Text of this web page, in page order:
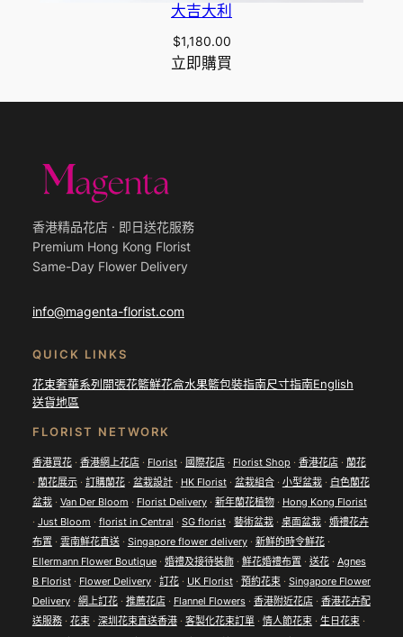
大吉大利
$1,180.00
立即購買
香港精品花店 · 即日送花服務
Premium Hong Kong Florist
Same-Day Flower Delivery
info@magenta-florist.com
QUICK LINKS
花束奢華系列開張花籃鮮花盒水果籃包裝指南尺寸指南English
送貨地區
FLORIST NETWORK
香港買花· 香港網上花店· Florist· 國際花店· Florist Shop · 香港花店· 蘭花
· 蘭花展示· 訂購蘭花· 盆栽設計· HK Florist· 盆栽組合· 小型盆栽· 白色蘭花
盆栽· Van Der Bloom · Florist Delivery· 新年蘭花植物· Hong Kong Florist
· Just Bloom · florist in Central · SG florist· 藝術盆栽· 桌面盆栽· 婚禮花卉
布置· 雲南鮮花直送· Singapore flower delivery· 新鮮的時令鮮花·
Ellermann Flower Boutique· 婚禮及接待裝飾· 鮮花婚禮布置· 送花· Agnes
B Florist· Flower Delivery· 訂花· UK Florist· 預約花束· Singapore Flower
Delivery· 網上訂花· 推薦花店· Flannel Flowers· 香港附近花店· 香港花卉配
送服務· 花束· 深圳花束直送香港· 客製化花束訂單· 情人節花束· 生日花束·